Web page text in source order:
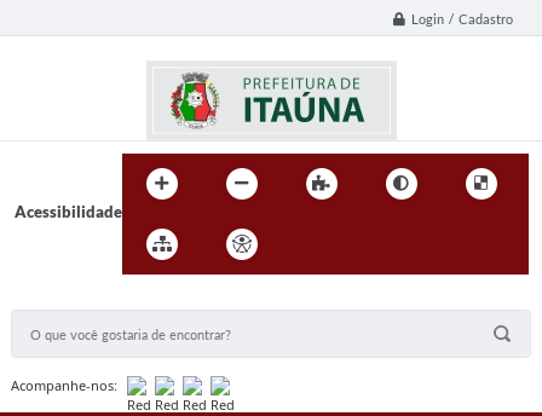
Login / Cadastro
Acessibilidade
Acompanhe-nos: